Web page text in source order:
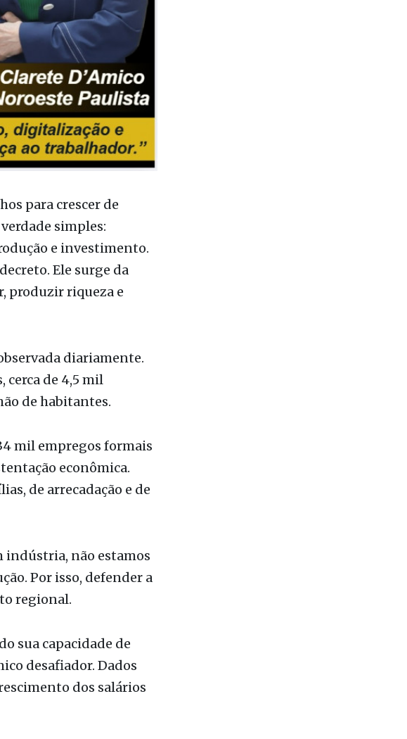
para crescer de
e investimento.
Ele surge da
produzir riqueza e
diariamente.
de habitantes.
mil empregos formais
de arrecadação e de
não estamos
regional.
sua capacidade de
dos salários
jurídica e